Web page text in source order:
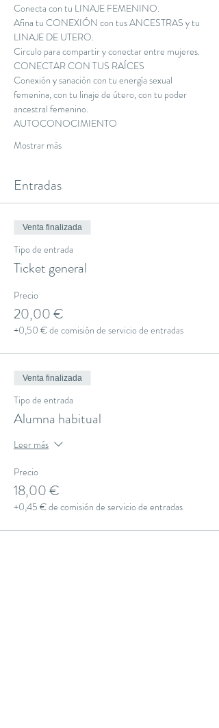
Conecta con tu LINAJE FEMENINO.
Afina tu CONEXIÓN con tus ANCESTRAS y tu
LINAJE DE UTERO.
Circulo para compartir y conectar entre mujeres.
CONECTAR CON TUS RAÍCES
Conexión y sanación con tu energía sexual
femenina, con tu linaje de útero, con tu poder
ancestral femenino⁠.
AUTOCONOCIMIENTO
Mostrar más
Entradas
Venta finalizada
Tipo de entrada
Ticket general
Precio
20,00 €
+0,50 € de comisión de servicio de entradas
Venta finalizada
Tipo de entrada
Alumna habitual
Leer más
Precio
18,00 €
+0,45 € de comisión de servicio de entradas